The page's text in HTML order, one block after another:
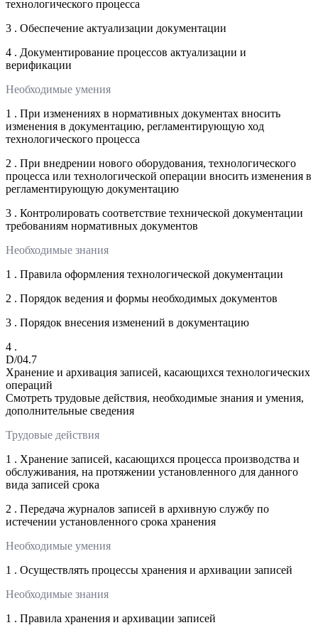
технологического процесса
3 . Обеспечение актуализации документации
4 . Документирование процессов актуализации и
верификации
Необходимые умения
1 . При изменениях в нормативных документах вносить
изменения в документацию, регламентирующую ход
технологического процесса
2 . При внедрении нового оборудования, технологического
процесса или технологической операции вносить изменения в
регламентирующую документацию
3 . Контролировать соответствие технической документации
требованиям нормативных документов
Необходимые знания
1 . Правила оформления технологической документации
2 . Порядок ведения и формы необходимых документов
3 . Порядок внесения изменений в документацию
4 .
D/04.7
Хранение и архивация записей, касающихся технологических
операций
Смотреть трудовые действия, необходимые знания и умения,
дополнительные сведения
Трудовые действия
1 . Хранение записей, касающихся процесса производства и
обслуживания, на протяжении установленного для данного
вида записей срока
2 . Передача журналов записей в архивную службу по
истечении установленного срока хранения
Необходимые умения
1 . Осуществлять процессы хранения и архивации записей
Необходимые знания
1 . Правила хранения и архивации записей